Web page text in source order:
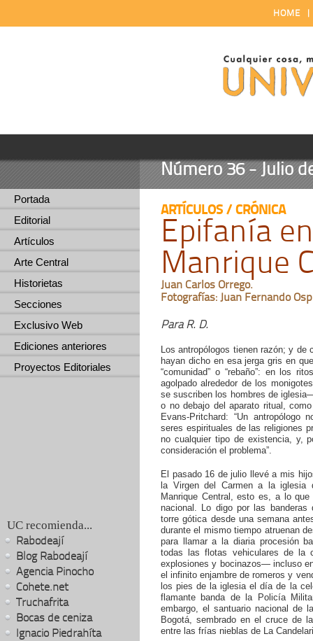
HOME
Número 36 - Julio
Portada
Editorial
Artículos
Arte Central
Historietas
Secciones
Exclusivo Web
Ediciones anteriores
Proyectos Editoriales
UC recomienda...
Rabodeají
Blog Rabodeají
Agencia Pinocho
Cohete.net
Truchafrita
Bocas de ceniza
Ignacio Piedrahíta
ARTÍCULOS / CRÓNICA
Epifanía en
Manrique
Juan Carlos Orrego.
Fotografías: Juan Fernando
Para R. D.
Los antropólogos tienen razón; y
hayan dicho en esa jerga gris en
“comunidad” o “rebaño”: en los
agolpado alrededor de los
se suscriben los hombres de
o no debajo del aparato ritual,
Evans-Pritchard: “Un
seres espirituales de las religiones
no cualquier tipo de existencia, y,
consideración el problema”.
El pasado 16 de julio llevé a mis
la Virgen del Carmen a la iglesia
Manrique Central, esto es, a lo
nacional. Lo digo por las
torre gótica desde una semana
durante el mismo tiempo atruenan
para llamar a la diaria procesión
todas las flotas vehiculares de la
explosiones y bocinazos— incluso
el infinito enjambre de romeros y
los pies de la iglesia el día de la
flamante banda de la Policía
embargo, el santuario nacional de
Bogotá, sembrado en el cruce de
entre las frías nieblas de La